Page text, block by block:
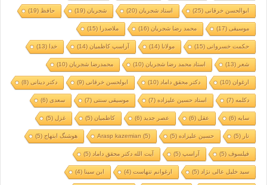
ابوالحسن خرقانی(25) استاد شجریان(20) شجریان(19) حافظ (19)
موسیقی(17) محمد رضا شجریان(16) ملاصدرا (15)
حکمت خسروانی(15) مولانا (14) آراسپ کاظمیان(14) خدا (13)
شعر (13) استاد محمد رضا شجریان(10) محمدرضا شجریان(10)
ارغوان(10) دکتر محقق داماد (10) ابولحسن خرقانی(9) دکتر دینانی(8)
دکلمه(7) استاد حسین علیزاده(7) موسیقی سنتی(7) سعدی(6)
سایه(6) عقل (6) عصر جدید (6) کاظمیان(5) غزل (5)
تار (5) حسین علیزاده(5)
Arasp kazemian (5) هوشنگ ابتهاج(5)
فیلسوف(5) آراسپ(5) آیت الله دکتر محقق داماد (5)
سید خلیل عالی نژاد (5) ارغوانم تنهاست(4) ابن سینا (4)